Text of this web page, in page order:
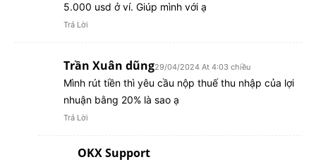
5.000 usd ở ví. Giúp mình với ạ
Trả Lời
Trần Xuân dũng29/04/2024 At 4:03 chiều
Mình rút tiền thì yêu cầu nộp thuế thu nhập của lợi
nhuận bằng 20% là sao ạ
Trả Lời
OKX Support